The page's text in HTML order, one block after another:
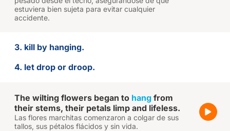
estuviera bien sujeta para evitar cualquier
accidente.
3. kill by hanging.
4. let drop or droop.
The wilting flowers began to hang from
their stems, their petals limp and lifeless.
Las flores marchitas comenzaron a colgar de sus
tallos, sus pétalos flácidos y sin vida.